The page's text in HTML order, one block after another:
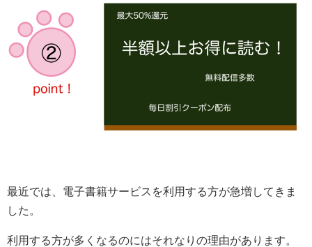
最近では、電子書籍サービスを利用する方が急増してきま
した。
利用する方が多くなるのにはそれなりの理由があります。